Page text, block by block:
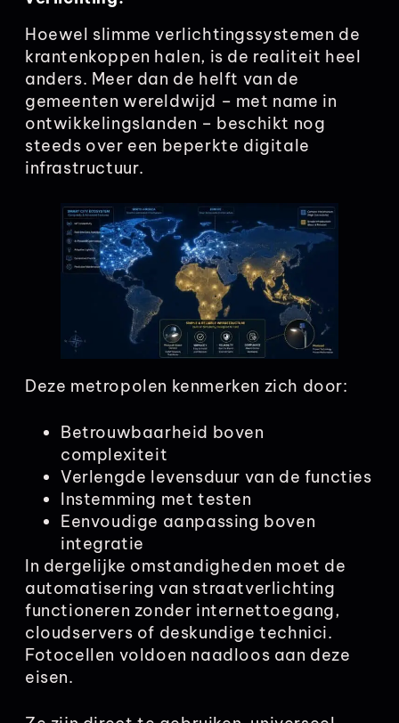
Hoewel slimme verlichtingssystemen de
krantenkoppen halen, is de realiteit heel
anders. Meer dan de helft van de
gemeenten wereldwijd – met name in
ontwikkelingslanden – beschikt nog
steeds over een beperkte digitale
infrastructuur.
Deze metropolen kenmerken zich door:
Betrouwbaarheid boven
complexiteit
Verlengde levensduur van de functies
Instemming met testen
Eenvoudige aanpassing boven
integratie
In dergelijke omstandigheden moet de
automatisering van straatverlichting
functioneren zonder internettoegang,
cloudservers of deskundige technici.
Fotocellen voldoen naadloos aan deze
eisen.